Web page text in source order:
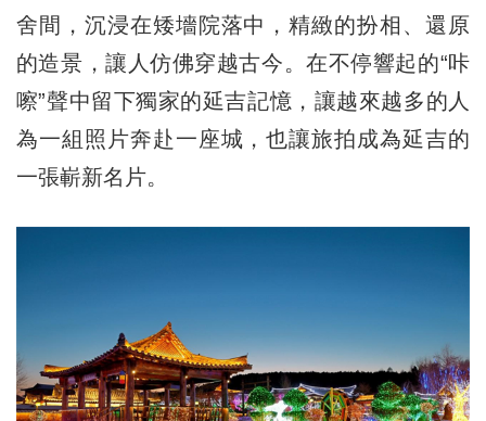
舍間，沉浸在矮墻院落中，精緻的扮相、還原
的造景，讓人仿佛穿越古今。在不停響起的“咔
嚓”聲中留下獨家的延吉記憶，讓越來越多的人
為一組照片奔赴一座城，也讓旅拍成為延吉的
一張嶄新名片。